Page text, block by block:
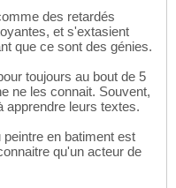
des retardés
et s'extasient
que ce sont des génies.
toujours au bout de 5
ne les connait. Souvent,
apprendre leurs textes.
en batiment est
qu'un acteur de